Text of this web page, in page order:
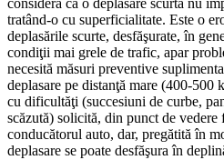
tratând-o cu superficialitate. Este o
deplasările scurte, desfăşurate, în
condiţii mai grele de trafic, apar
necesită măsuri preventive
deplasare pe distanţă mare (400-500
cu dificultăţi (succesiuni de curbe,
scăzută) solicită, din punct de
conducătorul auto, dar, pregătită în
deplasare se poate desfăşura în